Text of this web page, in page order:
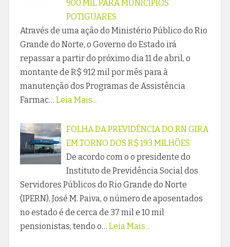
900 MIL PARA MUNICÍPIOS
POTIGUARES
Através de uma ação do Ministério Público do Rio
Grande do Norte, o Governo do Estado irá
repassar a partir do próximo dia 11 de abril, o
montante de R$ 912 mil por mês para à
manutenção dos Programas de Assistência
Farmac… Leia Mais...
FOLHA DA PREVIDÊNCIA DO RN GIRA
EM TORNO DOS R$ 193 MILHÕES
De acordo com o o presidente do
Instituto de Previdência Social dos
Servidores Públicos do Rio Grande do Norte
(IPERN), José M. Paiva, o número de aposentados
no estado é de cerca de 37 mil e 10 mil
pensionistas, tendo o… Leia Mais...